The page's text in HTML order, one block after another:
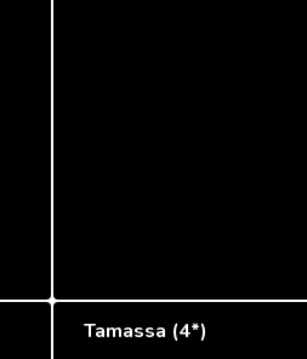
Tamassa (4*)